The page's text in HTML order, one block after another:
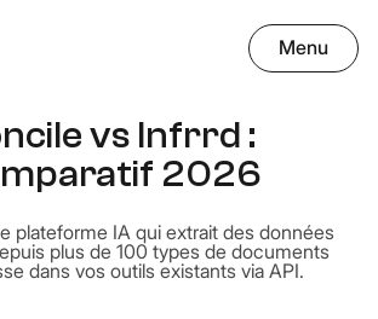
Menu
vs Infrrd :
2026
plateforme IA qui extrait des données
plus de 100 types de documents
dans vos outils existants via API.